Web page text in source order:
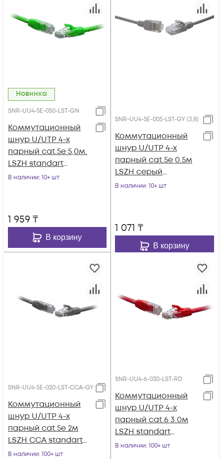
Новинка
SNR-UU4-5E-050-LST-GN
Коммутационный
шнур U/UTP 4-х
парный cat.5e 5,0м.
LSZH standart
зеленый
В наличии: 10+ шт
1 959 ₸
В корзину
SNR-UU4-5E-005-LST-GY (3,8)
Коммутационный
шнур U/UTP 4-х
парный cat.5е 0.5м
LSZH серый
(диаметр 3,8 мм)
В наличии: 10+ шт
1 071 ₸
В корзину
SNR-UU4-5E-020-LST-CCA-GY
Коммутационный
шнур U/UTP 4-х
парный cat.5e 2м
LSZH CCA standart
серый
В наличии: 100+ шт
SNR-UU4-6-030-LST-RD
Коммутационный
шнур U/UTP 4-х
парный cat.6 3.0м
LSZH standart
красный
В наличии: 100+ шт